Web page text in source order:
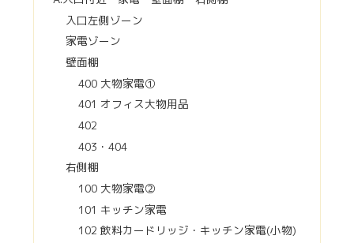
入口左側ゾーン
家電ゾーン
壁面棚
400 大物家電①
401 オフィス大物用品
402
403・404
右側棚
100 大物家電②
101 キッチン家電
102 飲料カードリッジ・キッチン家電(小物)